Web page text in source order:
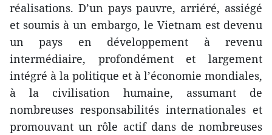
réalisations. D’un pays pauvre, arriéré, assiégé
et soumis à un embargo, le Vietnam est devenu
un pays en développement à revenu
intermédiaire, profondément et largement
intégré à la politique et à l’économie mondiales,
à la civilisation humaine, assumant de
nombreuses responsabilités internationales et
promouvant un rôle actif dans de nombreuses